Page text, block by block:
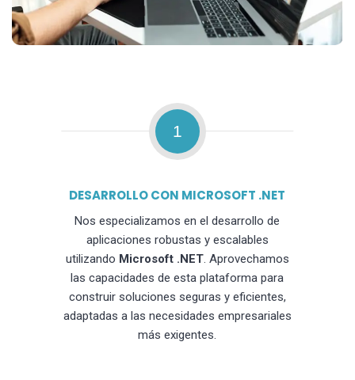
1
DESARROLLO CON MICROSOFT .NET
Nos especializamos en el desarrollo de
aplicaciones robustas y escalables
utilizando Microsoft .NET. Aprovechamos
las capacidades de esta plataforma para
construir soluciones seguras y eficientes,
adaptadas a las necesidades empresariales
más exigentes.